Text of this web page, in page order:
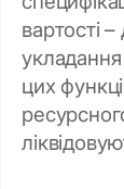
вартості
цих